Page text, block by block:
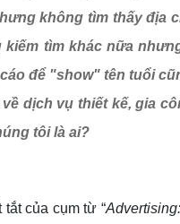
không tìm thấy địa
tìm khác nữa
để "show" tên tuổi
dịch vụ thiết kế, gia
tôi là ai?
của cụm từ “Advertising: